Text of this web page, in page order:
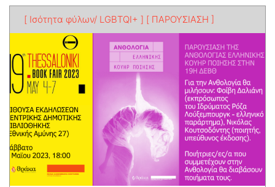
[ Ισότητα φύλων/ LGBTQI+ ] [ ΠΑΡΟΥΣΙΑΣΗ ]